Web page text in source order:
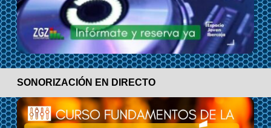
SONORIZACIÓN EN DIRECTO